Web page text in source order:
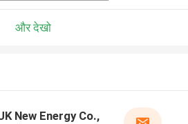
और देखो
New Energy Co.,